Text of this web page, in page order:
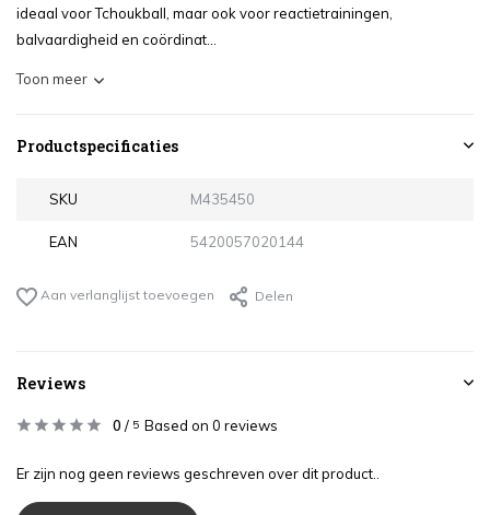
ideaal voor Tchoukball, maar ook voor reactietrainingen,
balvaardigheid en coördinat...
Toon meer
Productspecificaties
SKU M435450
EAN 5420057020144
Aan verlanglijst toevoegen Delen
Reviews
0 / 5 Based on 0 reviews
Er zijn nog geen reviews geschreven over dit product..